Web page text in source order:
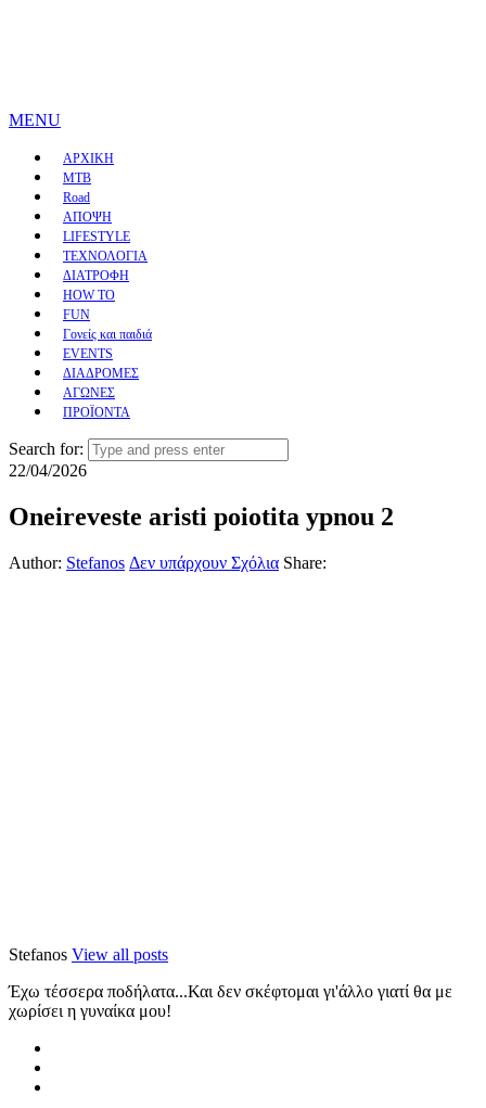
MENU
ΑΡΧΙΚΗ
MTB
Road
ΑΠΟΨΗ
LIFESTYLE
ΤΕΧΝΟΛΟΓΙΑ
ΔΙΑΤΡΟΦΗ
HOW TO
FUN
Γονείς και παιδιά
EVENTS
ΔΙΑΔΡΟΜΕΣ
ΑΓΩΝΕΣ
ΠΡΟΪΟΝΤΑ
Search for:
22/04/2026
Oneireveste aristi poiotita ypnou 2
Author: Stefanos Δεν υπάρχουν Σχόλια Share:
Stefanos View all posts
Έχω τέσσερα ποδήλατα...Και δεν σκέφτομαι γι'άλλο γιατί θα με
χωρίσει η γυναίκα μου!